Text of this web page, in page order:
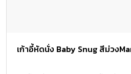
เก้าอี้หัดนั่ง Baby Snug สีม่วง